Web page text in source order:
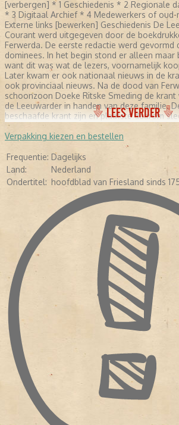
[verbergen] * 1 Geschiedenis * 2 Regionale
* 3 Digitaal Archief * 4 Medewerkers of
Externe links [bewerken] Geschiedenis De
Courant werd uitgegeven door de
Ferwerda. De eerste redactie werd gevormd
dominees. In het begin stond er alleen maar
want dit was wat de lezers, voornamelijk
Later kwam er ook nationaal nieuws in de
ook provinciaal nieuws. Na de dood van
schoonzoon Doeke Ritske Smeding de
de Leeuwarder in handen van deze familie.
beschaafde krant zijn en plaatste daarom
en was ook principieel tegen interviews. In
nieuwe hoofdredacteur die ook zorgde voor
krant, maar interviews bleven tot 1930 uit den
verschenen er ook strips, reportages en
dagelijks leven. In de Tweede Wereldoorlog
Duitsers een NSB-hoofdredacteur
groeide de krant uit tot een provinciale
november 1969 ging de uit het verzet
Koerier op in de Leeuwarder Courant.
dagbladen in Friesland De Friezen verkeren
kunnen kiezen uit twee regionale
tot de meeste andere provincies in
regionale dagblad in Friesland is het Friesch
Digitaal Archief Op 24 oktober 2007 waren
(meer dan 795.000 pagina's) van de
gedigitaliseerd. Het online LC-archief is tot
de Stichting Digitaal Archief Leeuwarder
samenwerking van de NDC Mediagroep en
Medewerkers of oud-medewerkers * Jetske
Cate, hoofdredacteur (1969-1978) * Sikke
Jeroen Elshoff * Eddy Evenhuis,
Hylkje Goïnga * Guus Hellegers,
recensent * Rely Jorritsma * Ebbing Kiestra *
schaakmedewerker * Rob Meines * Ruben L.
cartoonist * Coen Peppelenbos,
Ploeg, typograaf * Hylke Speerstra,
Steeman, striptekenaar * Bart Tammeling,
Terpstra * Rink van der Velde * Anne
recensent
LEES VERDER
Verpakking kiezen en bestellen
Frequentie: Dagelijks
Land:
Nederland
Ondertitel: hoofdblad van Friesland sinds